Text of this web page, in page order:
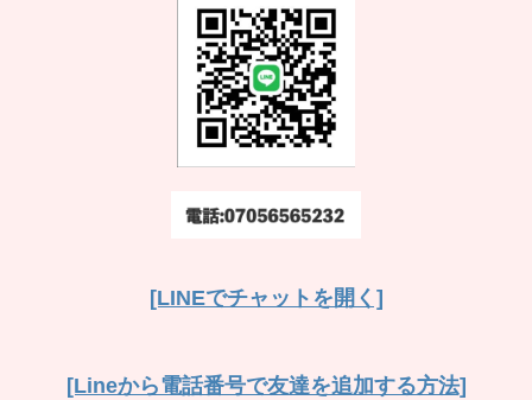
[LINEでチャットを開く]
[Lineから電話番号で友達を追加する方法]